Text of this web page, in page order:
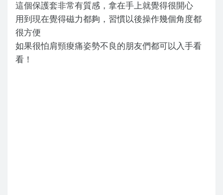
這個保護套非常有質感，拿在手上就覺得很開心
用到現在覺得磁力都夠，習慣以後操作幾個角度都
很方便
如果很怕肩頸痠痛姿勢不良的朋友們都可以入手看
看！